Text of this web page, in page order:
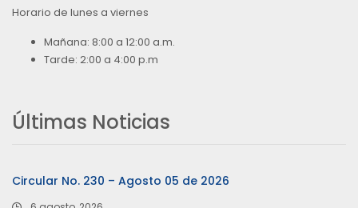
Horario de lunes a viernes
Mañana: 8:00 a 12:00 a.m.
Tarde: 2:00 a 4:00 p.m
Últimas Noticias
Circular No. 230 – Agosto 05 de 2026